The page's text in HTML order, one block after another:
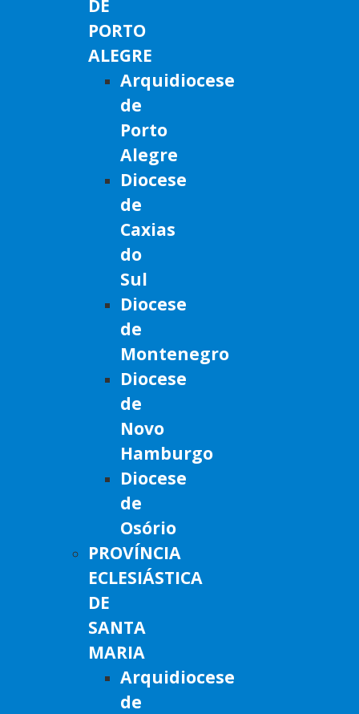
DE
PORTO
ALEGRE
Arquidiocese
de
Porto
Alegre
Diocese
de
Caxias
do
Sul
Diocese
de
Montenegro
Diocese
de
Novo
Hamburgo
Diocese
de
Osório
PROVÍNCIA
ECLESIÁSTICA
DE
SANTA
MARIA
Arquidiocese
de